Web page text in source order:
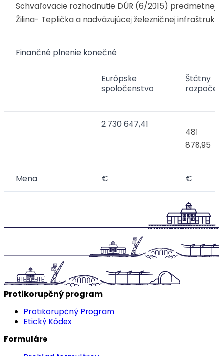
Schvaľovacie rozhodnutie DÚR (6/2015)
Žilina- Teplička a nadväzujúcej železničnej
Finančné plnenie konečné
Európske
spoločenstvo
Štátny
2 730 647,41
481
878,95
Mena € €
Protikorupčný program
Protikorupčný Program
Etický Kódex
Formuláre